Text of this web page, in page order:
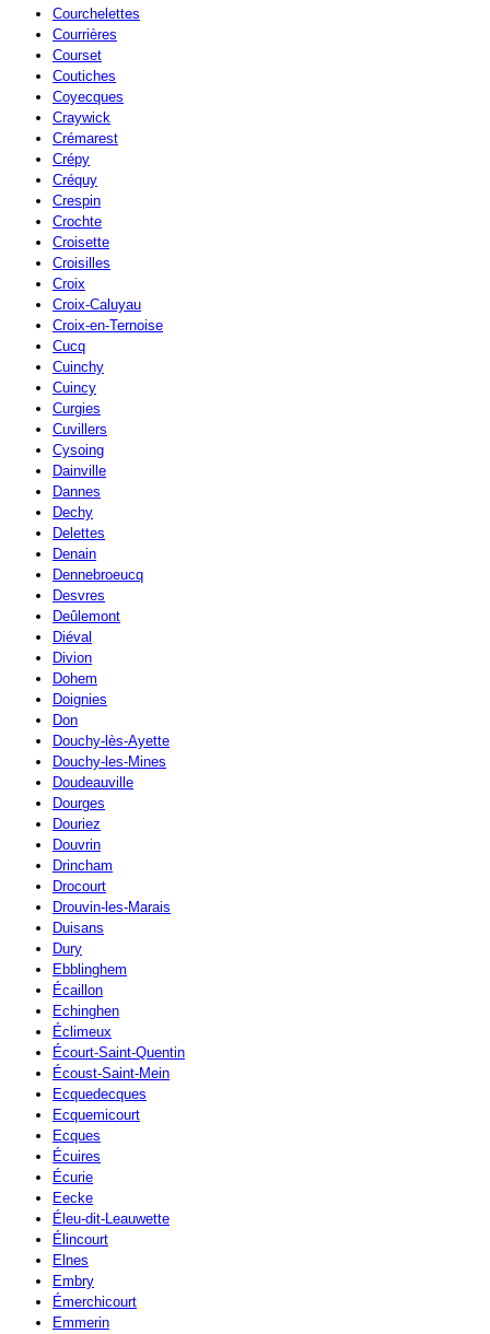
Courchelettes
Courrières
Courset
Coutiches
Coyecques
Craywick
Crémarest
Crépy
Créquy
Crespin
Crochte
Croisette
Croisilles
Croix
Croix-Caluyau
Croix-en-Ternoise
Cucq
Cuinchy
Cuincy
Curgies
Cuvillers
Cysoing
Dainville
Dannes
Dechy
Delettes
Denain
Dennebroeucq
Desvres
Deûlemont
Diéval
Divion
Dohem
Doignies
Don
Douchy-lès-Ayette
Douchy-les-Mines
Doudeauville
Dourges
Douriez
Douvrin
Drincham
Drocourt
Drouvin-les-Marais
Duisans
Dury
Ebblinghem
Écaillon
Echinghen
Éclimeux
Écourt-Saint-Quentin
Écoust-Saint-Mein
Ecquedecques
Ecquemicourt
Ecques
Écuires
Écurie
Eecke
Éleu-dit-Leauwette
Élincourt
Elnes
Embry
Émerchicourt
Emmerin